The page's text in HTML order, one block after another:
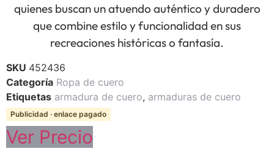
quienes buscan un atuendo auténtico y duradero
que combine estilo y funcionalidad en sus
recreaciones históricas o fantasía.
SKU 452436
Categoría Ropa de cuero
Etiquetas armadura de cuero, armaduras de cuero
Publicidad · enlace pagado
Ver Precio